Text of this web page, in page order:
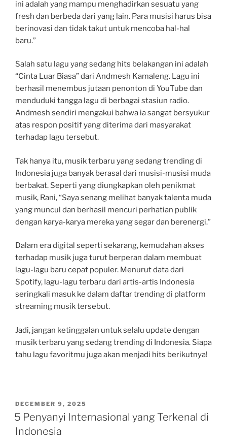
ini adalah yang mampu menghadirkan sesuatu yang
fresh dan berbeda dari yang lain. Para musisi harus bisa
berinovasi dan tidak takut untuk mencoba hal-hal
baru.”
Salah satu lagu yang sedang hits belakangan ini adalah
“Cinta Luar Biasa” dari Andmesh Kamaleng. Lagu ini
berhasil menembus jutaan penonton di YouTube dan
menduduki tangga lagu di berbagai stasiun radio.
Andmesh sendiri mengakui bahwa ia sangat bersyukur
atas respon positif yang diterima dari masyarakat
terhadap lagu tersebut.
Tak hanya itu, musik terbaru yang sedang trending di
Indonesia juga banyak berasal dari musisi-musisi muda
berbakat. Seperti yang diungkapkan oleh penikmat
musik, Rani, “Saya senang melihat banyak talenta muda
yang muncul dan berhasil mencuri perhatian publik
dengan karya-karya mereka yang segar dan berenergi.”
Dalam era digital seperti sekarang, kemudahan akses
terhadap musik juga turut berperan dalam membuat
lagu-lagu baru cepat populer. Menurut data dari
Spotify, lagu-lagu terbaru dari artis-artis Indonesia
seringkali masuk ke dalam daftar trending di platform
streaming musik tersebut.
Jadi, jangan ketinggalan untuk selalu update dengan
musik terbaru yang sedang trending di Indonesia. Siapa
tahu lagu favoritmu juga akan menjadi hits berikutnya!
POSTED
ON
DECEMBER 9, 2025
5 Penyanyi Internasional yang Terkenal di
Indonesia